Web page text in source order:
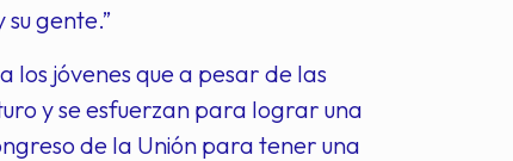
gente.”
jóvenes que a pesar de las
y se esfuerzan para lograr una
de la Unión para tener una